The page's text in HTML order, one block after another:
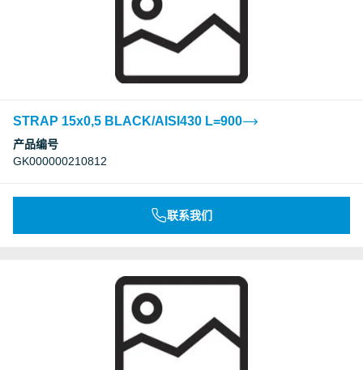
STRAP 15x0,5 BLACK/AISI430 L=900
产品编号
GK000000210812
联系我们